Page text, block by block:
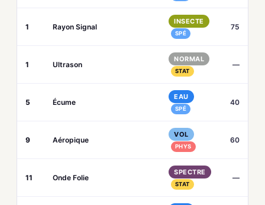
1 Rayon Signal
INSECTE
SPÉ
75
1 Ultrason
NORMAL
STAT
—
5 Écume
EAU
SPÉ
40
9 Aéropique
VOL
PHYS
60
11 Onde Folie
SPECTRE
STAT
—